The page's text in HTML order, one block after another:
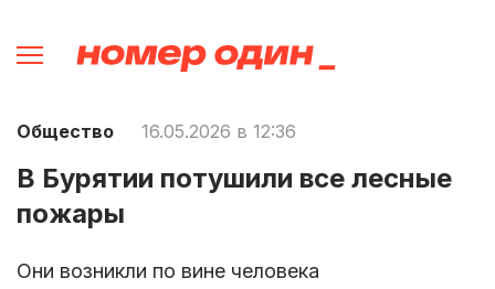
Общество 16.05.2026 в 12:36
В Бурятии потушили все лесные
пожары
Они возникли по вине человека